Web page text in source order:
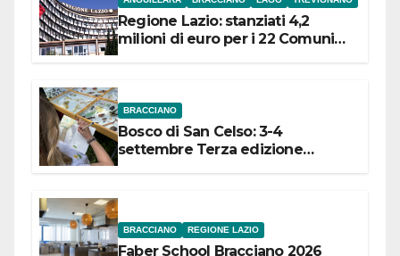
Regione Lazio: stanziati 4,2
milioni di euro per i 22 Comuni
BRACCIANO
Bosco di San Celso: 3-4
settembre Terza edizione
BRACCIANO REGIONE LAZIO
Faber School Bracciano 2026